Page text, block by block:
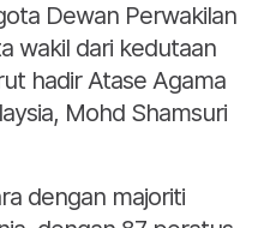
Dewan Perwakilan
wakil dari kedutaan
hadir Atase Agama
Mohd Shamsuri
dengan majoriti